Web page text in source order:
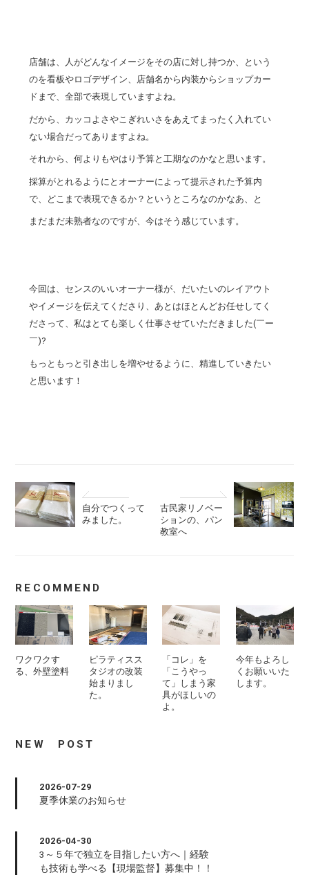
店舗は、人がどんなイメージをその店に対し持つか、という
のを看板やロゴデザイン、店舗名から内装からショップカー
ドまで、全部で表現していますよね。
だから、カッコよさやこぎれいさをあえてまったく入れてい
ない場合だってありますよね。
それから、何よりもやはり予算と工期なのかなと思います。
採算がとれるようにとオーナーによって提示された予算内
で、どこまで表現できるか？というところなのかなあ、と
まだまだ未熟者なのですが、今はそう感じています。
今回は、センスのいいオーナー様が、だいたいのレイアウト
やイメージを伝えてくださり、あとはほとんどお任せしてく
ださって、私はとても楽しく仕事させていただきました(￣ー
￣)?
もっともっと引き出しを増やせるように、精進していきたい
と思います！
自分でつくって
みました。
古民家リノベー
ションの、パン
教室へ
RECOMMEND
ワクワクす
る、外壁塗料
ピラティスス
タジオの改装
始まりまし
た。
「コレ」を
「こうやっ
て」しまう家
具がほしいの
よ。
今年もよろし
くお願いいた
します。
NEW POST
2026-07-29
夏季休業のお知らせ
2026-04-30
3～５年で独立を目指したい方へ｜経験
も技術も学べる【現場監督】募集中！！